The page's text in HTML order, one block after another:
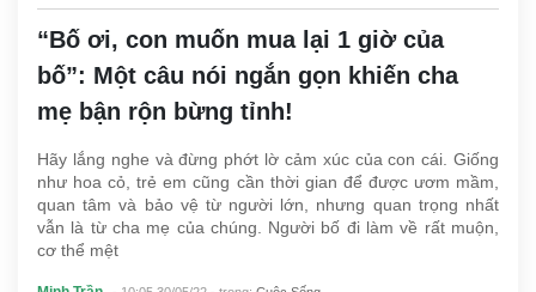
“Bố ơi, con muốn mua lại 1 giờ của
bố”: Một câu nói ngắn gọn khiến cha
mẹ bận rộn bừng tỉnh!
Hãy lắng nghe và đừng phớt lờ cảm xúc của con cái. Giống
như hoa cỏ, trẻ em cũng cần thời gian để được ươm mầm,
quan tâm và bảo vệ từ người lớn, nhưng quan trọng nhất
vẫn là từ cha mẹ của chúng. Người bố đi làm về rất muộn,
cơ thể mệt